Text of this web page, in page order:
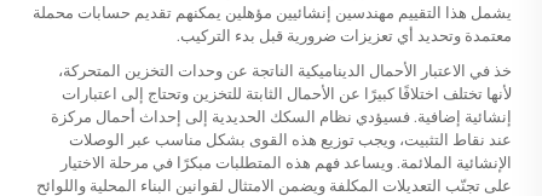
يشمل هذا التقييم مهندسين إنشائيين مؤهلين يمكنهم تقديم حسابات محملة
معتمدة وتحديد أي تعزيزات ضرورية قبل بدء التركيب.
خذ في الاعتبار الأحمال الديناميكية الناتجة عن وحدات التخزين المتحركة،
لأنها تختلف اختلافًا كبيرًا عن الأحمال الثابتة للتخزين وتحتاج إلى اعتبارات
إنشائية إضافية. فسيؤدي نظام السكك الحديدية إلى إحداث أحمال مركزة
عند نقاط التثبيت، ويجب توزيع هذه القوى بشكل مناسب عبر الوصلات
الإنشائية الملائمة. ويساعد فهم هذه المتطلبات مبكرًا في مرحلة الاختيار
على تجنّب التعديلات المكلفة ويضمن الامتثال لقوانين البناء المحلية واللوائح